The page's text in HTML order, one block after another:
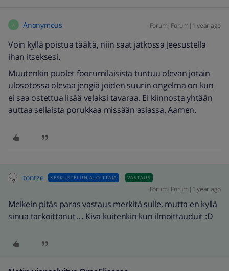
A Anonymous Forum|Forum|1 year ago
Voin kyllä poistua täältä, niin saat jatkossa Jeesustella
ihan itseksesi.
Muutenkin puolet foorumilaisista tuntuu olevan jotain
ulosotossa olevaa jengiä joiden suurin ongelma on kun
ei saa ostettua lisää velaksi tavaraa. Ei kiinnosta yhtään
auttaa sellaista porukkaa missään asiassa. Aamen.
tontze KESKUSTELUN ALOITTAJA VASTAUS
Forum|Forum|1 year ago
Melkein pitäs paras vastaus merkitä sulle, mutta en kyllä
sinua tarkoittanut… Kiva kuitenkin kun ilmoittauduit :D